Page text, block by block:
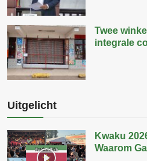
Twee
integrale
Uitgelicht
Kwaku
Waarom